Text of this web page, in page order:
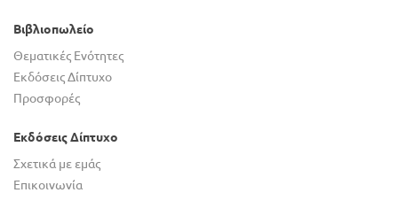
Βιβλιοπωλείο
Θεματικές Ενότητες
Εκδόσεις Δίπτυχο
Προσφορές
Εκδόσεις Δίπτυχο
Σχετικά με εμάς
Επικοινωνία